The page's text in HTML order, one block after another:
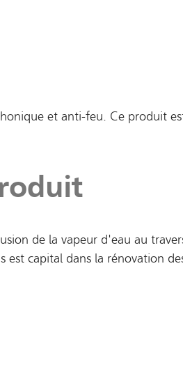
et anti-feu. Ce produit
de la vapeur d'eau au
est capital dans la rénovation